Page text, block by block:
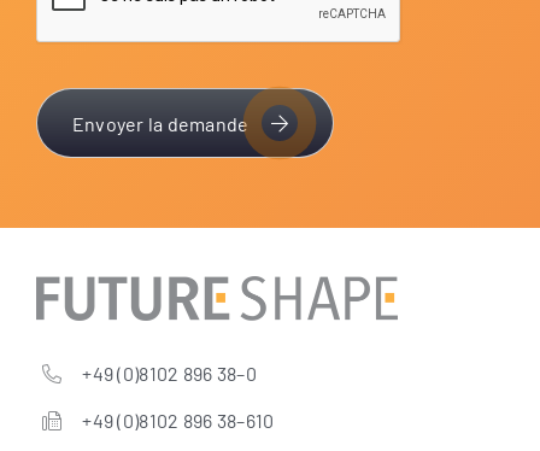
Envoyer la demande
+49 (0)8102 896 38–0
+49 (0)8102 896 38–610